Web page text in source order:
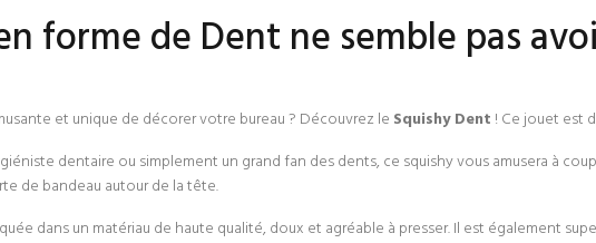
forme de Dent ne semble pas
et unique de décorer votre bureau ? Découvrez le Squishy Dent ! Ce jouet est
dentaire ou simplement un grand fan des dents, ce squishy vous amusera à
de bandeau autour de la tête.
dans un matériau de haute qualité, doux et agréable à presser. Il est également